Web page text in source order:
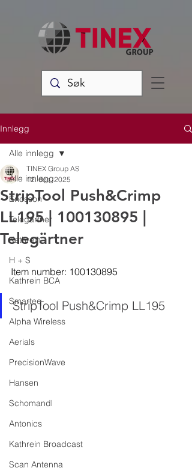
Innlegg
Alle innlegg
Ericsson
Telegärtner
Kathrein
H + S
Kathrein BCA
Smarteq
Alpha Wireless
Aerials
PrecisionWave
Hansen
Schomandl
Antonics
Kathrein Broadcast
Scan Antenna
Alle innlegg
StripTool Push&Crimp
LL195 | 100130895 |
Telegärtner
TINEX Group AS
12. des. 2025
Item number: 100130895
StripTool Push&Crimp LL195